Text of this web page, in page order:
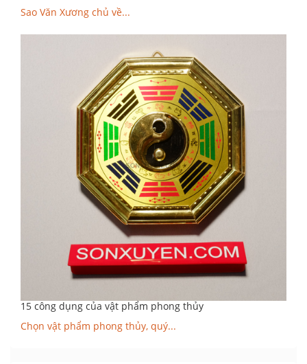
Sao Văn Xương chủ về...
15 công dụng của vật phẩm phong thủy
Chọn vật phẩm phong thủy, quý...